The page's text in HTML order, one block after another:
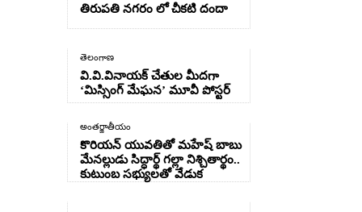
తిరుపతి నగరం లో చీకటి దందా
తెలంగాణ
వి.వి.వినాయక్ చేతుల మీదగా
‘మిస్సింగ్ మేఘన’ మూవీ పోస్టర్
అంతర్జాతీయం
కొరియన్ యువతితో మహేష్ బాబు
మేనల్లుడు సిద్ధార్థ్ గల్లా నిశ్చితార్థం..
కుటుంబ సభ్యులతో వేడుక